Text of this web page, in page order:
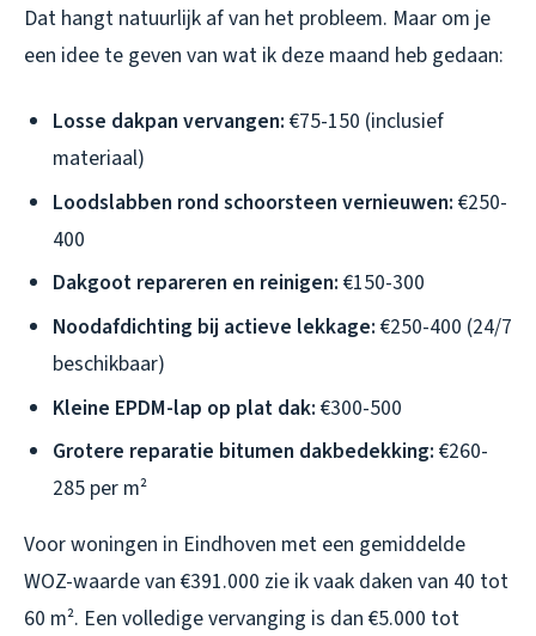
Dat hangt natuurlijk af van het probleem. Maar om je
een idee te geven van wat ik deze maand heb gedaan:
Losse dakpan vervangen: €75-150 (inclusief
materiaal)
Loodslabben rond schoorsteen vernieuwen: €250-
400
Dakgoot repareren en reinigen: €150-300
Noodafdichting bij actieve lekkage: €250-400 (24/7
beschikbaar)
Kleine EPDM-lap op plat dak: €300-500
Grotere reparatie bitumen dakbedekking: €260-
285 per m²
Voor woningen in Eindhoven met een gemiddelde
WOZ-waarde van €391.000 zie ik vaak daken van 40 tot
60 m². Een volledige vervanging is dan €5.000 tot